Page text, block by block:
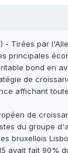
- Tirées par
principales
bond en
de
affichant
de
du groupe
bruxellois
avait fait 90%